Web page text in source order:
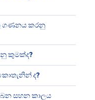
ගණනය කරනු
කුමක්ද?
ද?
සහන කාලය